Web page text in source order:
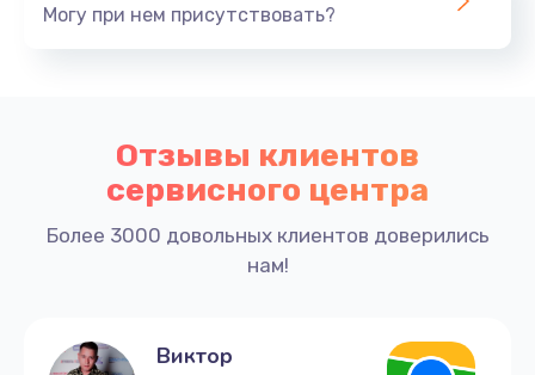
Могу при нем присутствовать?
Отзывы клиентов
сервисного центра
Более 3000 довольных клиентов доверились
нам!
Виктор